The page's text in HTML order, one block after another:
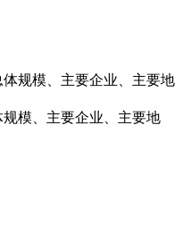
模、主要企业、主要地